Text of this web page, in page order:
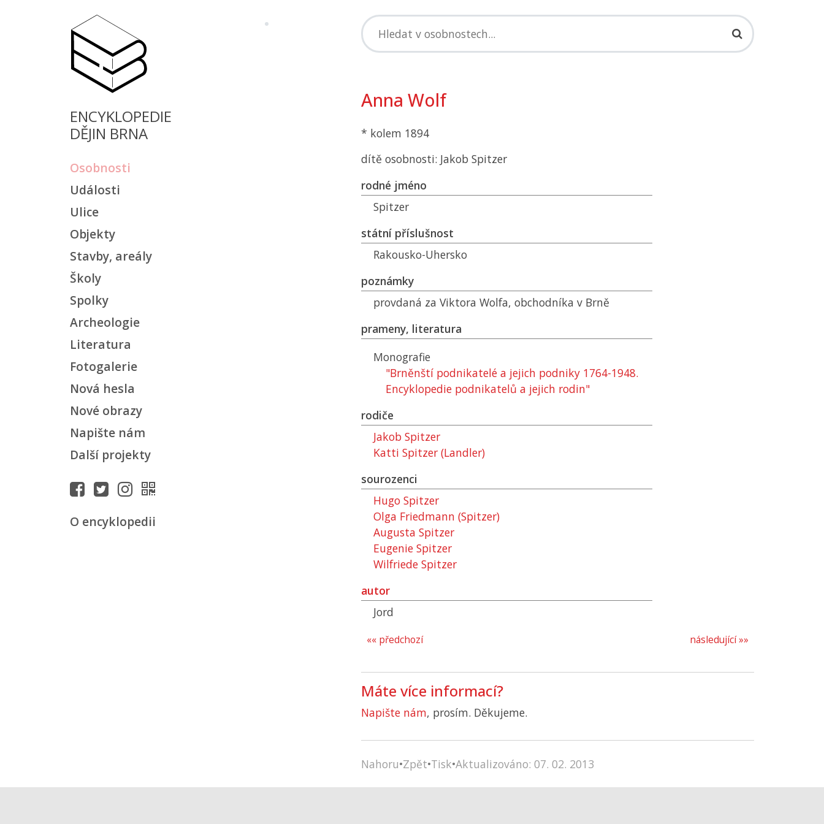
ENCYKLOPEDIE
DĚJIN BRNA
Osobnosti
Události
Ulice
Objekty
Stavby, areály
Školy
Spolky
Archeologie
Literatura
Fotogalerie
Nová hesla
Nové obrazy
Napište nám
Další projekty
O encyklopedii
Anna Wolf
* kolem 1894
dítě osobnosti: Jakob Spitzer
rodné jméno
Spitzer
státní příslušnost
Rakousko-Uhersko
poznámky
provdaná za Viktora Wolfa, obchodníka v Brně
prameny, literatura
Monografie
"Brněnští podnikatelé a jejich podniky 1764-1948.
Encyklopedie podnikatelů a jejich rodin"
rodiče
Jakob Spitzer
Katti Spitzer (Landler)
sourozenci
Hugo Spitzer
Olga Friedmann (Spitzer)
Augusta Spitzer
Eugenie Spitzer
Wilfriede Spitzer
autor
Jord
následující »»
«« předchozí
Máte více informací?
Napište nám, prosím. Děkujeme.
Nahoru•Zpět•Tisk•Aktualizováno: 07. 02. 2013